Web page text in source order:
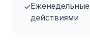
✓
действиями